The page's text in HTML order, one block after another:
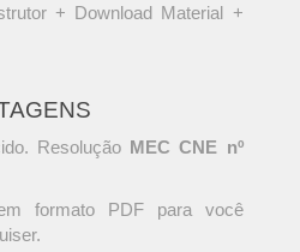
+ Download Material +
Resolução MEC CNE nº
formato PDF para você